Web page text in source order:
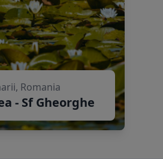
Romania
- Sf Gheorghe